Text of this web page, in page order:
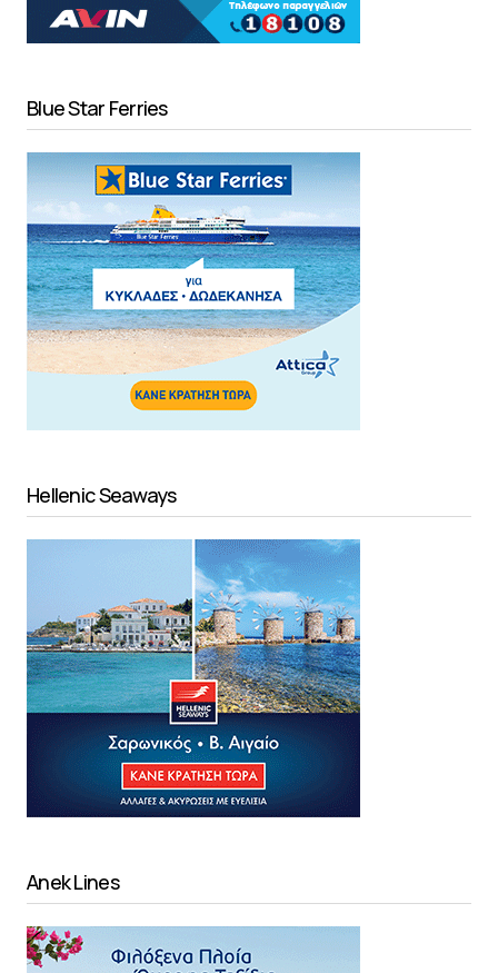
Blue Star Ferries
Hellenic Seaways
Anek Lines